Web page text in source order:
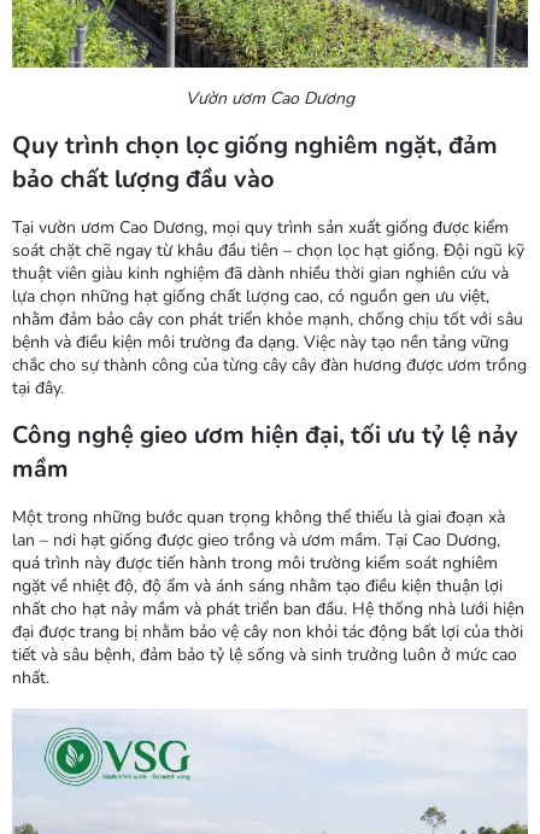
Vườn ươm Cao Dương
Quy trình chọn lọc giống nghiêm ngặt, đảm
bảo chất lượng đầu vào
Tại vườn ươm Cao Dương, mọi quy trình sản xuất giống được kiểm
soát chặt chẽ ngay từ khâu đầu tiên – chọn lọc hạt giống. Đội ngũ kỹ
thuật viên giàu kinh nghiệm đã dành nhiều thời gian nghiên cứu và
lựa chọn những hạt giống chất lượng cao, có nguồn gen ưu việt,
nhằm đảm bảo cây con phát triển khỏe mạnh, chống chịu tốt với sâu
bệnh và điều kiện môi trường đa dạng. Việc này tạo nền tảng vững
chắc cho sự thành công của từng cây cây đàn hương được ươm trồng
tại đây.
Công nghệ gieo ươm hiện đại, tối ưu tỷ lệ nảy
mầm
Một trong những bước quan trọng không thể thiếu là giai đoạn xà
lan – nơi hạt giống được gieo trồng và ươm mầm. Tại Cao Dương,
quá trình này được tiến hành trong môi trường kiểm soát nghiêm
ngặt về nhiệt độ, độ ẩm và ánh sáng nhằm tạo điều kiện thuận lợi
nhất cho hạt nảy mầm và phát triển ban đầu. Hệ thống nhà lưới hiện
đại được trang bị nhằm bảo vệ cây non khỏi tác động bất lợi của thời
tiết và sâu bệnh, đảm bảo tỷ lệ sống và sinh trưởng luôn ở mức cao
nhất.